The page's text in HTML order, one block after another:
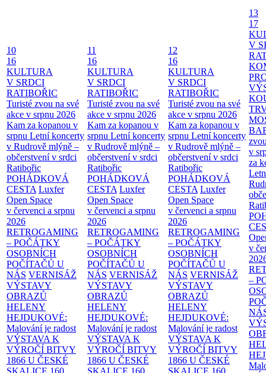
10
16
KULTURA
V SRDCI
RATIBOŘIC
Turisté zvou na své
akce v srpnu 2026
Kam za kopanou v
srpnu Letní koncerty
v Rudrově mlýně –
občerstvení v srdci
Ratibořic
POHÁDKOVÁ
CESTA Luxfer
Open Space
v červenci a srpnu
2026
RETROGAMING
– POČÁTKY
OSOBNÍCH
POČÍTAČŮ U
NÁS VERNISÁŽ
VÝSTAVY
OBRAZŮ
HELENY
HEJDUKOVÉ:
Malování je radost
VÝSTAVA K
VÝROČÍ BITVY
1866 U ČESKÉ
SKALICE 160.
11
16
KULTURA
V SRDCI
RATIBOŘIC
Turisté zvou na své
akce v srpnu 2026
Kam za kopanou v
srpnu Letní koncerty
v Rudrově mlýně –
občerstvení v srdci
Ratibořic
POHÁDKOVÁ
CESTA Luxfer
Open Space
v červenci a srpnu
2026
RETROGAMING
– POČÁTKY
OSOBNÍCH
POČÍTAČŮ U
NÁS VERNISÁŽ
VÝSTAVY
OBRAZŮ
HELENY
HEJDUKOVÉ:
Malování je radost
VÝSTAVA K
VÝROČÍ BITVY
1866 U ČESKÉ
SKALICE 160.
12
16
KULTURA
V SRDCI
RATIBOŘIC
Turisté zvou na své
akce v srpnu 2026
Kam za kopanou v
srpnu Letní koncerty
v Rudrově mlýně –
občerstvení v srdci
Ratibořic
POHÁDKOVÁ
CESTA Luxfer
Open Space
v červenci a srpnu
2026
RETROGAMING
– POČÁTKY
OSOBNÍCH
POČÍTAČŮ U
NÁS VERNISÁŽ
VÝSTAVY
OBRAZŮ
HELENY
HEJDUKOVÉ:
Malování je radost
VÝSTAVA K
VÝROČÍ BITVY
1866 U ČESKÉ
SKALICE 160.
13
17
V
v
za
v
–